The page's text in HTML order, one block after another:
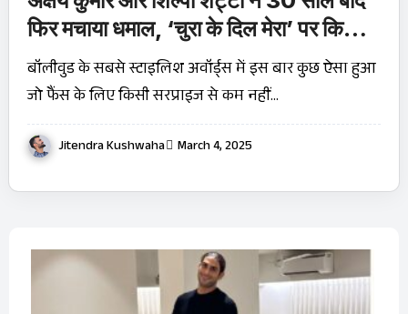
फिर मचाया धमाल, ‘चुरा के दिल मेरा’ पर किया
जबरदस्त डांस
बॉलीवुड के सबसे स्टाइलिश अवॉर्ड्स में इस बार कुछ ऐसा हुआ
जो फैंस के लिए किसी सरप्राइज से कम नहीं…
Jitendra Kushwaha March 4, 2025